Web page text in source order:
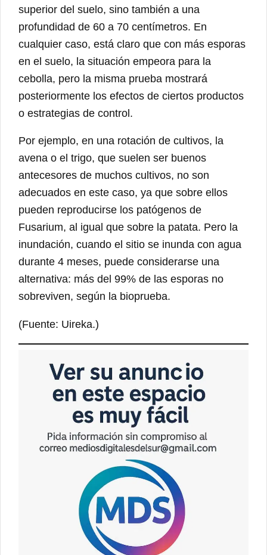
superior del suelo, sino también a una
profundidad de 60 a 70 centímetros. En
cualquier caso, está claro que con más esporas
en el suelo, la situación empeora para la
cebolla, pero la misma prueba mostrará
posteriormente los efectos de ciertos productos
o estrategias de control.
Por ejemplo, en una rotación de cultivos, la
avena o el trigo, que suelen ser buenos
antecesores de muchos cultivos, no son
adecuados en este caso, ya que sobre ellos
pueden reproducirse los patógenos de
Fusarium, al igual que sobre la patata. Pero la
inundación, cuando el sitio se inunda con agua
durante 4 meses, puede considerarse una
alternativa: más del 99% de las esporas no
sobreviven, según la bioprueba.
(Fuente: Uireka.)